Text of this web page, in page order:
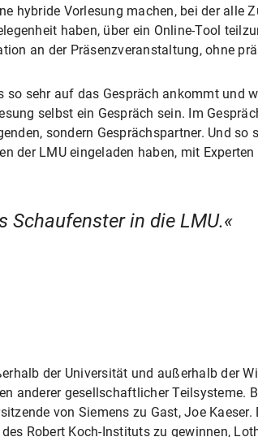
hybride Vorlesung machen, bei der alle
haben, über ein Online-Tool
an der Präsenzveranstaltung, ohne
sehr auf das Gespräch ankommt und
selbst ein Gespräch sein. Im
sondern Gesprächspartner. Und
der LMU eingeladen haben, mit
Schaufenster in die LMU.
der Universität und außerhalb der
anderer gesellschaftlicher Teilsysteme.
von Siemens zu Gast, Joe Kaeser.
Robert Koch-Instituts zu gewinnen,